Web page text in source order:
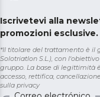
Iscrivetevi alla
promozioni esclusive.
*Il titolare del trattamento è il
Solotriatlon S.L.), con
gruppo. La base di legittimità
accesso, rettifica,
sulla privacy